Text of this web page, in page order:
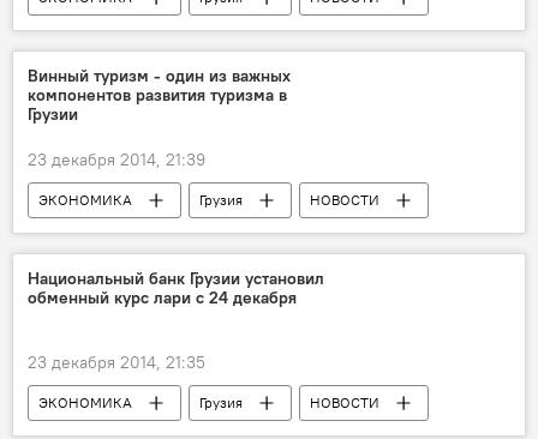
Винный туризм - один из важных
компонентов развития туризма в
Грузии
23 декабря 2014, 21:39
ЭКОНОМИКА Грузия НОВОСТИ
Национальный банк Грузии установил
обменный курс лари с 24 декабря
23 декабря 2014, 21:35
ЭКОНОМИКА Грузия НОВОСТИ